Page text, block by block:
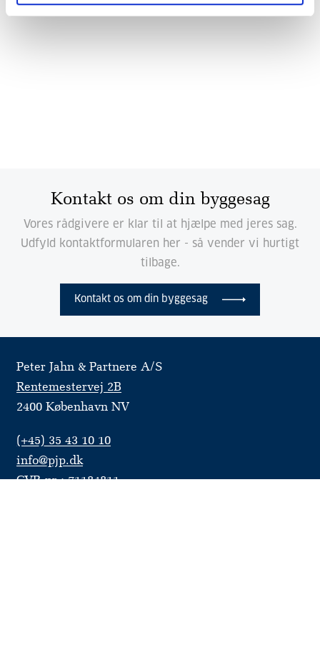
Kontakt os om din byggesag
Vores rådgivere er klar til at hjælpe med jeres sag.
Udfyld kontaktformularen her - så vender vi hurtigt
tilbage.
Kontakt os om din byggesag
Peter Jahn & Partnere A/S
Rentemestervej 2B
2400 København NV
(+45) 35 43 10 10
info@pjp.dk
CVR-nr.: 71184811